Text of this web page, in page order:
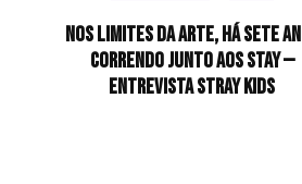
Nos limites da arte, há sete
correndo junto aos STAY —
Entrevista Stray Kids